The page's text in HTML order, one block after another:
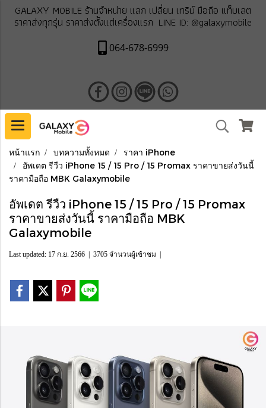
GALAXY MOBILE ร้านจำหน่าย แลก เปลี่ยน เทริน์ มือถือ แท็บเลต
ราคาส่งทุกรุ่น ราคาส่งตั้งแต่เครื่องแรก LINE ID: @galaxymobile
064-678-6999
หน้าแรก บทความทั้งหมด
ราคา iPhone
อัพเดต รีวืว iPhone 15 / 15 Pro / 15 Promax ราคาขายส่งวันนี้
ราคามือถือ MBK Galaxymobile
อัพเดต รีวืว iPhone 15 / 15 Pro / 15 Promax
ราคาขายส่งวันนี้ ราคามือถือ MBK
Galaxymobile
Last updated: 17 ก.ย. 2566 3705 จำนวนผู้เข้าชม